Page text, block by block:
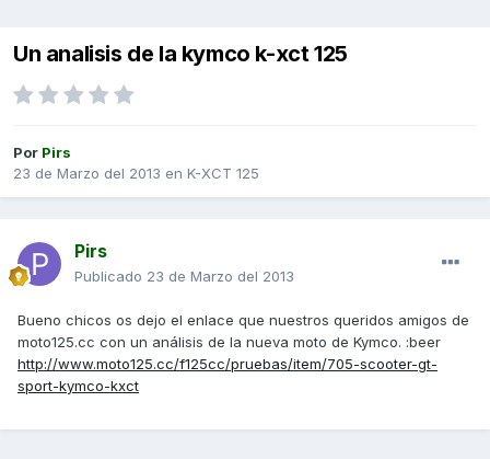
Un analisis de la kymco k-xct 125
Por Pirs
23 de Marzo del 2013 en K-XCT 125
Pirs
Publicado 23 de Marzo del 2013
Bueno chicos os dejo el enlace que nuestros queridos amigos de
moto125.cc con un análisis de la nueva moto de Kymco. :beer
http://www.moto125.cc/f125cc/pruebas/item/705-scooter-gt-
sport-kymco-kxct